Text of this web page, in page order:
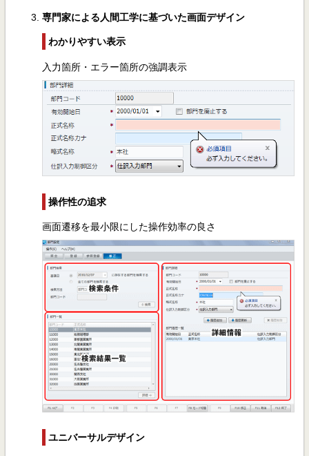
専門家による人間工学に基づいた画面デザイン
わかりやすい表示
入力箇所・エラー箇所の強調表示
操作性の追求
画面遷移を最小限にした操作効率の良さ
ユニバーサルデザイン